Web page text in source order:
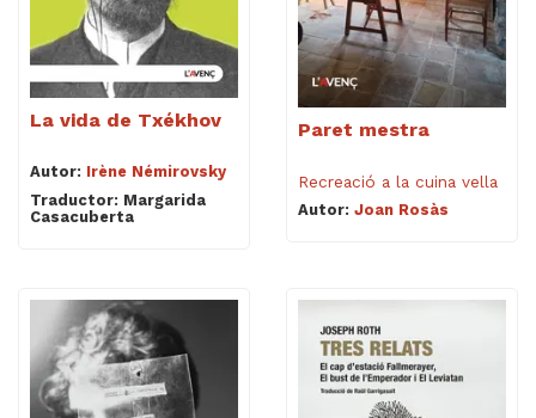
La vida de Txékhov
Autor: Irène Némirovsky
Traductor: Margarida
Casacuberta
Paret mestra
Recreació a la cuina vella
Autor: Joan Rosàs